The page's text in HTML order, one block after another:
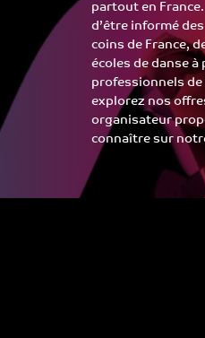
partout en
d’être informé
coins de France,
écoles de danse
professionnels
explorez nos
organisateur
connaître sur